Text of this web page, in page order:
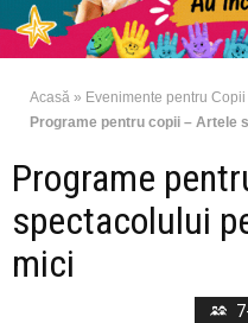
Acasă » Evenimente pentru
Programe pentru copii – Artele
Programe
spectacolului
mici